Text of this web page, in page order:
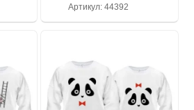
Артикул: 44392